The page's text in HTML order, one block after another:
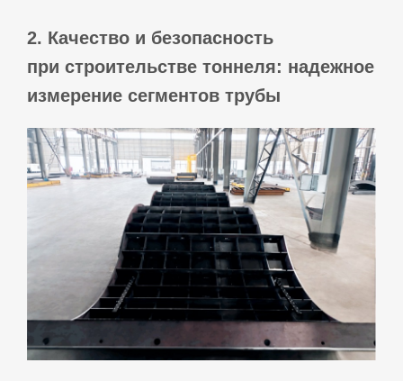
2. Качество и безопасность
при строительстве тоннеля: надежное
измерение сегментов трубы